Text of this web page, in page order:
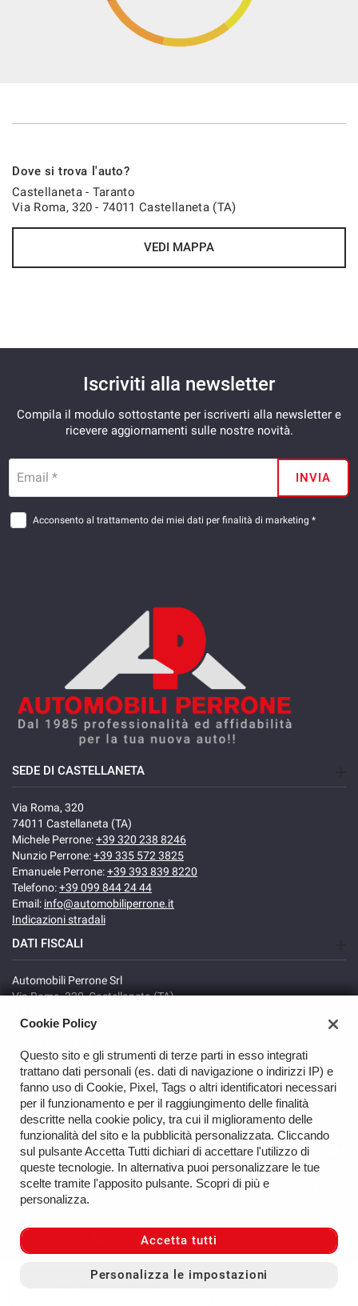
Supporto lombare
Telecamera per parcheggio assistito
Vivavoce
Volante in pelle
Dove si trova l'auto?
Castellaneta - Taranto
Via Roma, 320 - 74011 Castellaneta (TA)
VEDI MAPPA
Iscriviti alla newsletter
Compila il modulo sottostante per iscriverti alla newsletter e
ricevere aggiornamenti sulle nostre novità.
Email * INVIA
Acconsento al trattamento dei miei dati per finalità di marketing *
SEDE DI CASTELLANETA
Via Roma, 320
74011 Castellaneta (TA)
Michele Perrone:+39 320 238 8246
Nunzio Perrone:+39 335 572 3825
Emanuele Perrone:+39 393 839 8220
Telefono:+39 099 844 24 44
Email: info@automobiliperrone.it
Indicazioni stradali
DATI FISCALI
Automobili Perrone Srl
Via Roma, 320, Castellaneta (TA)
Registro delle imprese: TA
TORNA IN CIMA
Copyright © 2026 Automobili Perrone Srl - P.IVA 02735640738 -
Leggi l'informativa sulla privacy
Sito creato da:
Cookie Policy
Questo sito e gli strumenti di terze parti in esso integrati
trattano dati personali (es. dati di navigazione o indirizzi IP) e
fanno uso di Cookie, Pixel, Tags o altri identificatori necessari
per il funzionamento e per il raggiungimento delle finalità
descritte nella cookie policy, tra cui il miglioramento delle
funzionalità del sito e la pubblicità personalizzata. Cliccando
sul pulsante Accetta Tutti dichiari di accettare l'utilizzo di
queste tecnologie. In alternativa puoi personalizzare le tue
scelte tramite l'apposito pulsante. Scopri di più e
personalizza.
Accetta tutti
Personalizza le impostazioni